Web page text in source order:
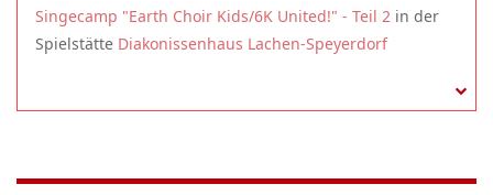
Singecamp "Earth Choir Kids/6K United!" - Teil 2 in der
Spielstätte Diakonissenhaus Lachen-Speyerdorf